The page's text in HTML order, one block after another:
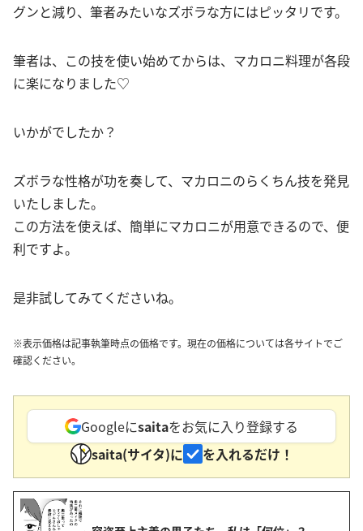
グンと減り、筆者みたいなズボラな方にはピッタリです。
筆者は、この技を使い始めてからは、マカロニ料理が各段
に楽になりました♡
いかがでしたか？
ズボラな性格が功を奏して、マカロニのらくちん技を発見
いたしました。
この方法を使えば、簡単にマカロニが用意できるので、便
利ですよ。
是非試してみてくださいね。
※表示価格は記事執筆時点の価格です。現在の価格については各サイトでご
確認ください。
Googleにsaitaをお気に入り登録する
saita(サイタ)に
を入れるだけ！